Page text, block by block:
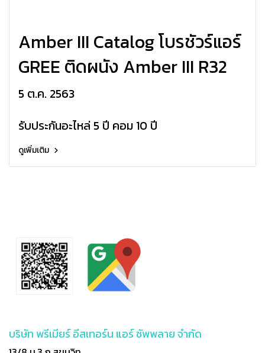
Amber III Catalog โบรชัวร์แอร์
GREE ติดผนัง Amber III R32
5 ต.ค. 2563
รับประกันอะไหล่ 5 ปี คอม 10 ปี
ดูเพิ่มเติม
บริษัท พรีเมียร์ อีสเทอร์น แอร์ ซัพพลาย จำกัด